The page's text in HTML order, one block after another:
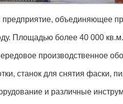
объединяющее
Площадью более 40 000
производственное
станок для снятия фаски,
и различные